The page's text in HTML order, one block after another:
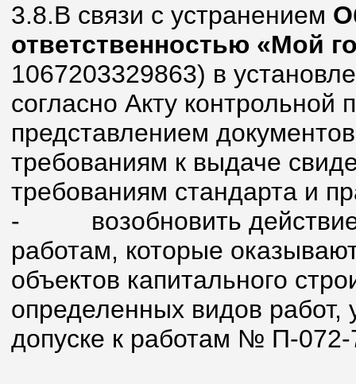
3.8.В связи с устранением
ответственностью «Мой
1067203329863) в
согласно Акту контрольной
представлением
требованиям к выдаче
требованиям стандарта и
-
возобновить
работам, которые
объектов капитального
определенных видов работ,
допуске к работам № П-